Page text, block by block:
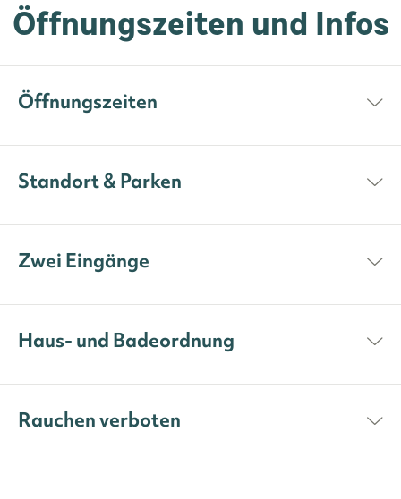
Öffnungszeiten und Infos
Öffnungszeiten
Standort & Parken
Zwei Eingänge
Haus- und Badeordnung
Rauchen verboten